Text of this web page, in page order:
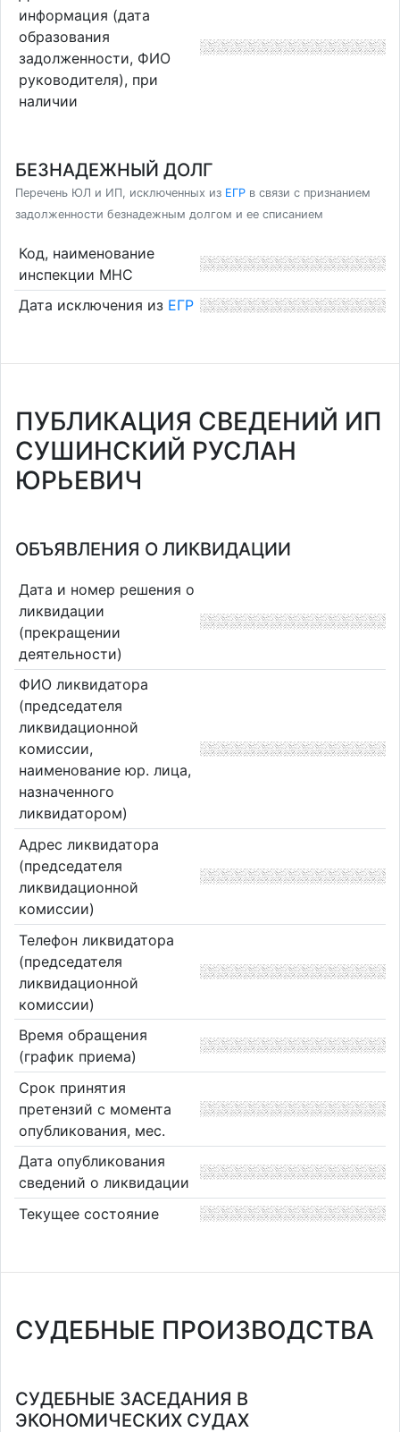
информация (дата
образования
задолженности, ФИО
руководителя), при
наличии
БЕЗНАДЕЖНЫЙ ДОЛГ
Перечень ЮЛ и ИП, исключенных из ЕГР в связи с признанием
задолженности безнадежным долгом и ее списанием
Код, наименование
инспекции МНС
Дата исключения из ЕГР
ПУБЛИКАЦИЯ СВЕДЕНИЙ ИП
СУШИНСКИЙ РУСЛАН
ЮРЬЕВИЧ
ОБЪЯВЛЕНИЯ О ЛИКВИДАЦИИ
Дата и номер решения о
ликвидации
(прекращении
деятельности)
ФИО ликвидатора
(председателя
ликвидационной
комиссии,
наименование юр. лица,
назначенного
ликвидатором)
Адрес ликвидатора
(председателя
ликвидационной
комиссии)
Телефон ликвидатора
(председателя
ликвидационной
комиссии)
Время обращения
(график приема)
Срок принятия
претензий с момента
опубликования, мес.
Дата опубликования
сведений о ликвидации
Текущее состояние
СУДЕБНЫЕ ПРОИЗВОДСТВА
СУДЕБНЫЕ ЗАСЕДАНИЯ В
ЭКОНОМИЧЕСКИХ СУДАХ